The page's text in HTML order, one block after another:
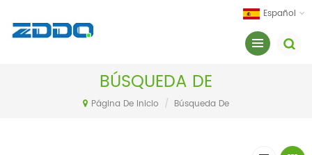
Español
BÚSQUEDA DE
Página De Inicio / Búsqueda De